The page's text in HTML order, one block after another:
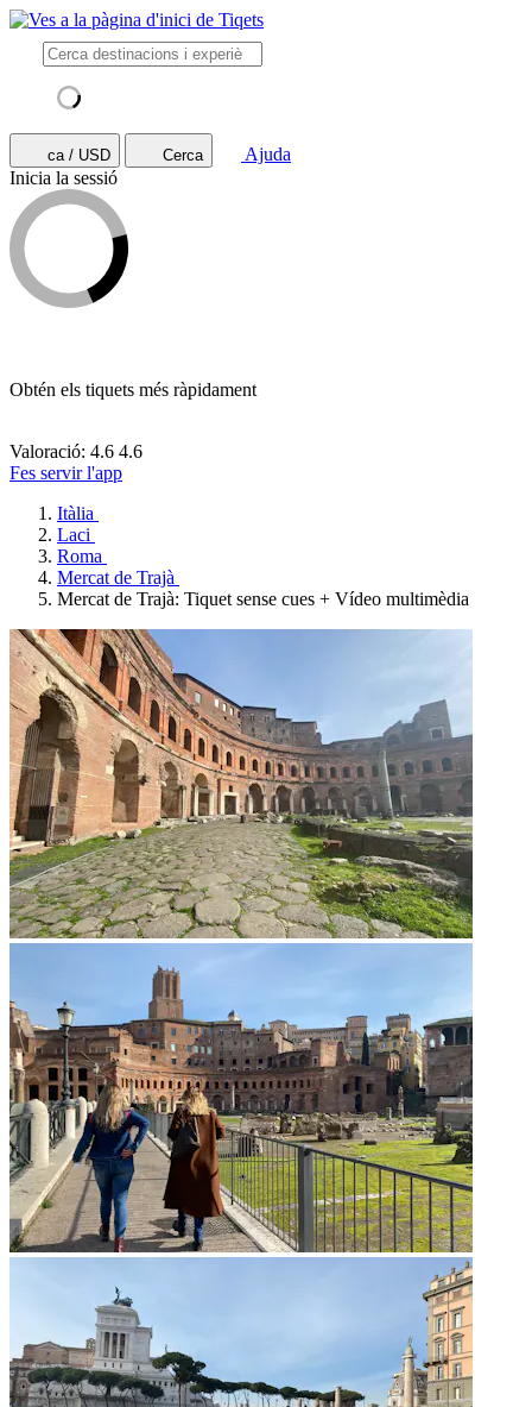
ca / USD Cerca
Ajuda
Inicia la sessió
Obtén els tiquets més ràpidament
Valoració: 4.6 4.6
Fes servir l'app
Itàlia
Laci
Roma
Mercat de Trajà
Mercat de Trajà: Tiquet sense cues + Vídeo multimèdia